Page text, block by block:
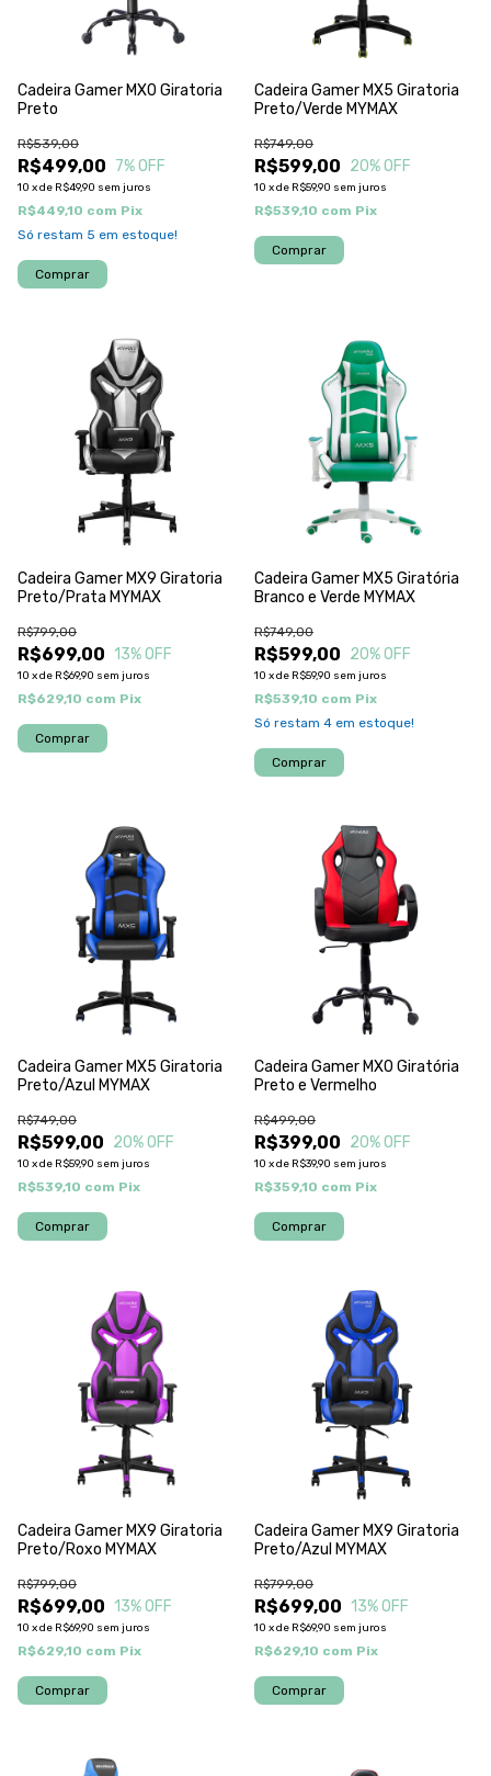
Cadeira Gamer MX0 Giratoria
Preto
R$499,00
R$539,00
7% OFF
10 xde R$49,90 sem juros
R$449,10 com Pix
Só restam 5 em estoque!
Cadeira Gamer MX5 Giratoria
Preto/Verde MYMAX
R$599,00
R$749,00
20% OFF
10 xde R$59,90 sem juros
R$539,10 com Pix
Cadeira Gamer MX9 Giratoria
Preto/Prata MYMAX
R$699,00
R$799,00
13% OFF
10 xde R$69,90 sem juros
R$629,10 com Pix
Cadeira Gamer MX5 Giratória
Branco e Verde MYMAX
R$599,00
R$749,00
20% OFF
10 xde R$59,90 sem juros
R$539,10 com Pix
Só restam 4 em estoque!
Cadeira Gamer MX5 Giratoria
Preto/Azul MYMAX
R$599,00
R$749,00
20% OFF
10 xde R$59,90 sem juros
R$539,10 com Pix
Cadeira Gamer MX0 Giratória
Preto e Vermelho
R$399,00
R$499,00
20% OFF
10 xde R$39,90 sem juros
R$359,10 com Pix
Cadeira Gamer MX9 Giratoria
Preto/Roxo MYMAX
R$699,00
R$799,00
13% OFF
10 xde R$69,90 sem juros
R$629,10 com Pix
Cadeira Gamer MX9 Giratoria
Preto/Azul MYMAX
R$699,00
R$799,00
13% OFF
10 xde R$69,90 sem juros
R$629,10 com Pix